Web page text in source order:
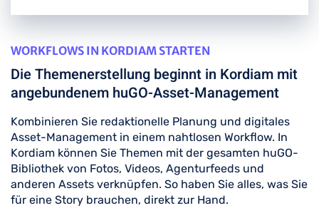
WORKFLOWS IN KORDIAM STARTEN
Die Themenerstellung beginnt in Kordiam mit
angebundenem huGO-Asset-Management
Kombinieren Sie redaktionelle Planung und digitales
Asset-Management in einem nahtlosen Workflow. In
Kordiam können Sie Themen mit der gesamten huGO-
Bibliothek von Fotos, Videos, Agenturfeeds und
anderen Assets verknüpfen. So haben Sie alles, was Sie
für eine Story brauchen, direkt zur Hand.